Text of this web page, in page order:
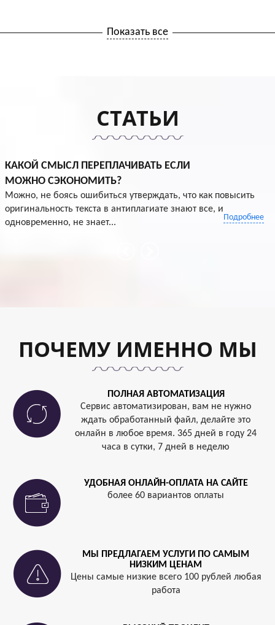
Показать все
СТАТЬИ
КАКОЙ СМЫСЛ ПЕРЕПЛАЧИВАТЬ ЕСЛИ
МОЖНО СЭКОНОМИТЬ?
Можно, не боясь ошибиться утверждать, что как повысить
оригинальность текста в антиплагиате знают все, и
одновременно, не знает...
Подробнее
ПОЧЕМУ ИМЕННО МЫ
ПОЛНАЯ АВТОМАТИЗАЦИЯ
Сервис автоматизирован, вам не нужно
ждать обработанный файл, делайте это
онлайн в любое время. 365 дней в году 24
часа в сутки, 7 дней в неделю
УДОБНАЯ ОНЛАЙН-ОПЛАТА НА САЙТЕ
более 60 вариантов оплаты
МЫ ПРЕДЛАГАЕМ УСЛУГИ ПО САМЫМ
НИЗКИМ ЦЕНАМ
Цены самые низкие всего 100 рублей любая
работа